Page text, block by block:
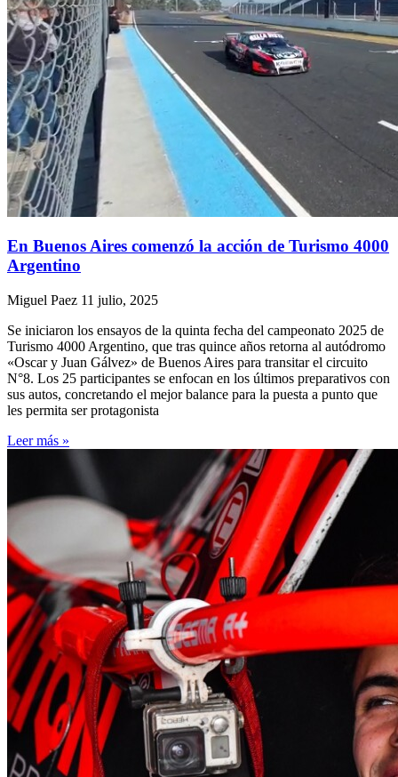
En Buenos Aires comenzó la acción de Turismo 4000
Argentino
Miguel Paez 11 julio, 2025
Se iniciaron los ensayos de la quinta fecha del campeonato 2025 de
Turismo 4000 Argentino, que tras quince años retorna al autódromo
«Oscar y Juan Gálvez» de Buenos Aires para transitar el circuito
N°8. Los 25 participantes se enfocan en los últimos preparativos con
sus autos, concretando el mejor balance para la puesta a punto que
les permita ser protagonista
Leer más »